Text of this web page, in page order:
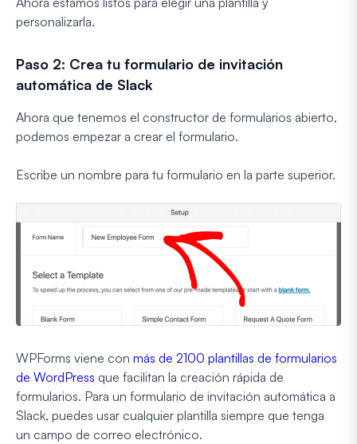
personalizarla.
Paso 2: Crea tu formulario de invitación
automática de Slack
Ahora que tenemos el constructor de formularios abierto,
podemos empezar a crear el formulario.
Escribe un nombre para tu formulario en la parte superior.
WPForms viene con más de 2100 plantillas de formularios
de WordPress que facilitan la creación rápida de
formularios. Para un formulario de invitación automática a
Slack, puedes usar cualquier plantilla siempre que tenga
un campo de correo electrónico.